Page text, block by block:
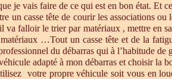
je vais faire de ce qui est en bon état. Et
un casse tête de courir les associations
va falloir le trier par matériaux , mettre en
…Tout un casse tête et de la
du débarras qui à l’habitude
adapté à mon débarras et choisir la
votre propre véhicule soit vous en